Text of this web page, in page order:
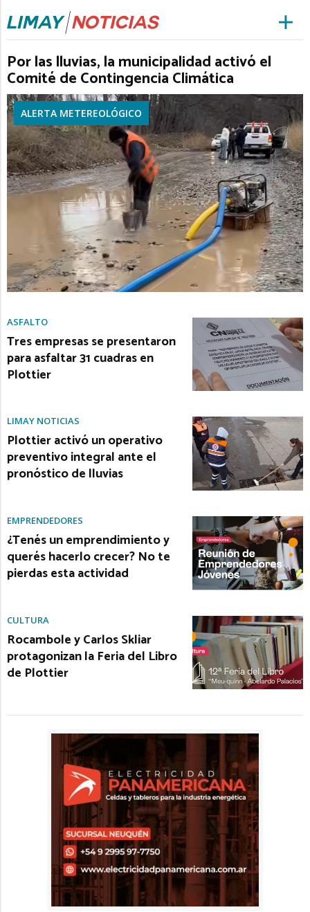
Por las lluvias, la municipalidad activó el
Comité de Contingencia Climática
ALERTA METEREOLÓGICO
ASFALTO
Tres empresas se presentaron
para asfaltar 31 cuadras en
Plottier
LIMAY NOTICIAS
Plottier activó un operativo
preventivo integral ante el
pronóstico de lluvias
EMPRENDEDORES
¿Tenés un emprendimiento y
querés hacerlo crecer? No te
pierdas esta actividad
CULTURA
Rocambole y Carlos Skliar
protagonizan la Feria del Libro
de Plottier